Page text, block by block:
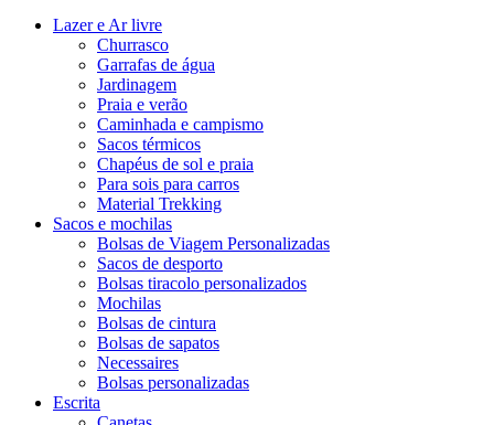
Lazer e Ar livre
Churrasco
Garrafas de água
Jardinagem
Praia e verão
Caminhada e campismo
Sacos térmicos
Chapéus de sol e praia
Para sois para carros
Material Trekking
Sacos e mochilas
Bolsas de Viagem Personalizadas
Sacos de desporto
Bolsas tiracolo personalizados
Mochilas
Bolsas de cintura
Bolsas de sapatos
Necessaires
Bolsas personalizadas
Escrita